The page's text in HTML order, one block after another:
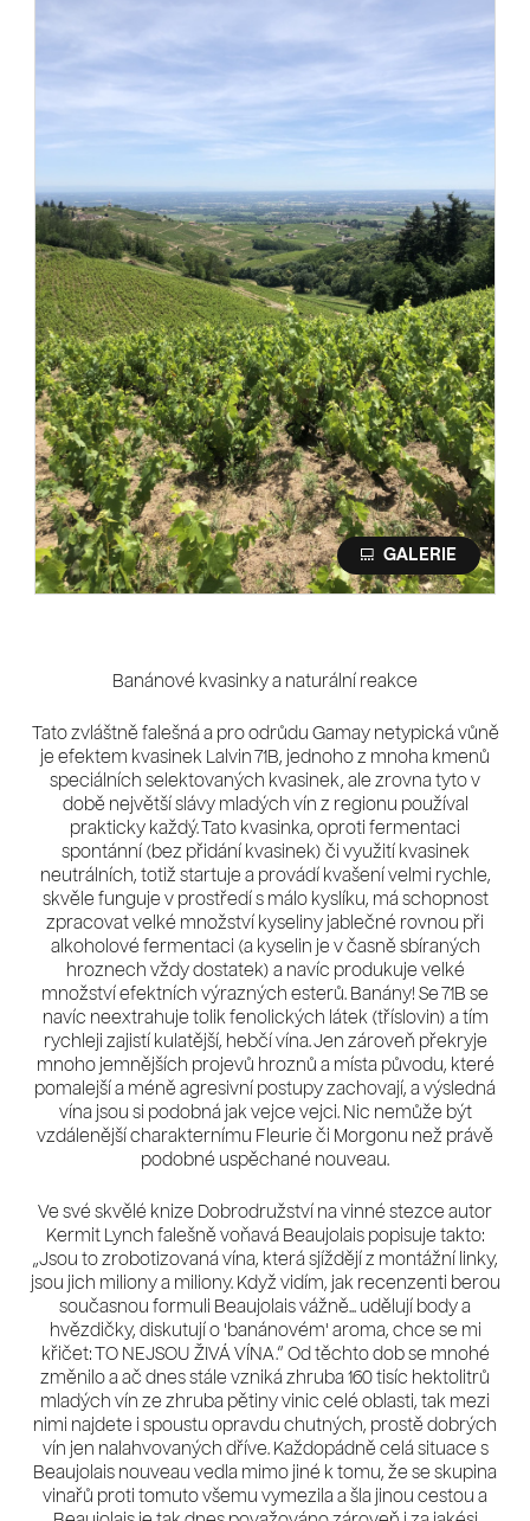
Banánové kvasinky a naturální reakce
Tato zvláštně falešná a pro odrůdu Gamay netypická vůně
je efektem kvasinek Lalvin 71B, jednoho z mnoha kmenů
speciálních selektovaných kvasinek, ale zrovna tyto v
době největší slávy mladých vín z regionu používal
prakticky každý. Tato kvasinka, oproti fermentaci
spontánní (bez přidání kvasinek) či využití kvasinek
neutrálních, totiž startuje a provádí kvašení velmi rychle,
skvěle funguje v prostředí s málo kyslíku, má schopnost
zpracovat velké množství kyseliny jablečné rovnou při
alkoholové fermentaci (a kyselin je v časně sbíraných
hroznech vždy dostatek) a navíc produkuje velké
množství efektních výrazných esterů. Banány! Se 71B se
navíc neextrahuje tolik fenolických látek (tříslovin) a tím
rychleji zajistí kulatější, hebčí vína. Jen zároveň překryje
mnoho jemnějších projevů hroznů a místa původu, které
pomalejší a méně agresivní postupy zachovají, a výsledná
vína jsou si podobná jak vejce vejci. Nic nemůže být
vzdálenější charakternímu Fleurie či Morgonu než právě
podobné uspěchané nouveau.
Ve své skvělé knize Dobrodružství na vinné stezce autor
Kermit Lynch falešně voňavá Beaujolais popisuje takto:
„Jsou to zrobotizovaná vína, která sjíždějí z montážní linky,
jsou jich miliony a miliony. Když vidím, jak recenzenti berou
současnou formuli Beaujolais vážně... udělují body a
hvězdičky, diskutují o 'banánovém' aroma, chce se mi
křičet: TO NEJSOU ŽIVÁ VÍNA.“ Od těchto dob se mnohé
změnilo a ač dnes stále vzniká zhruba 160 tisíc hektolitrů
mladých vín ze zhruba pětiny vinic celé oblasti, tak mezi
nimi najdete i spoustu opravdu chutných, prostě dobrých
vín jen nalahvovaných dříve. Každopádně celá situace s
Beaujolais nouveau vedla mimo jiné k tomu, že se skupina
vinařů proti tomuto všemu vymezila a šla jinou cestou a